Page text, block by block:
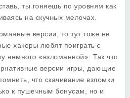
ты гоняешь по уровням как
на скучных мелочах.
версии, то тут тоже не
хакеры любят поиграть с
немного «взломанной». Так что
версии игры, дающие
что скачивание взломки
к пушечным бонусам, но и